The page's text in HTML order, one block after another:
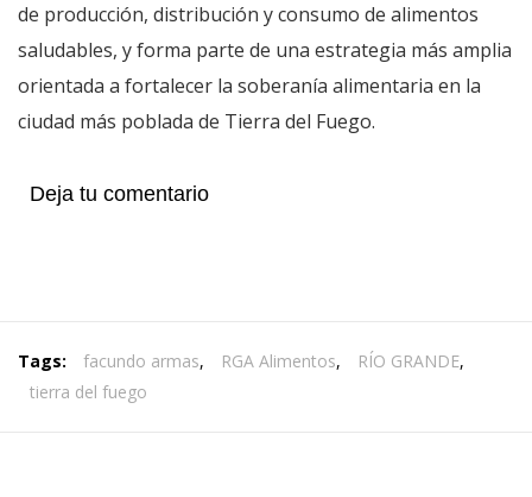
de producción, distribución y consumo de alimentos
saludables, y forma parte de una estrategia más amplia
orientada a fortalecer la soberanía alimentaria en la
ciudad más poblada de Tierra del Fuego.
Deja tu comentario
Tags: facundo armas, RGA Alimentos, RÍO GRANDE,
tierra del fuego